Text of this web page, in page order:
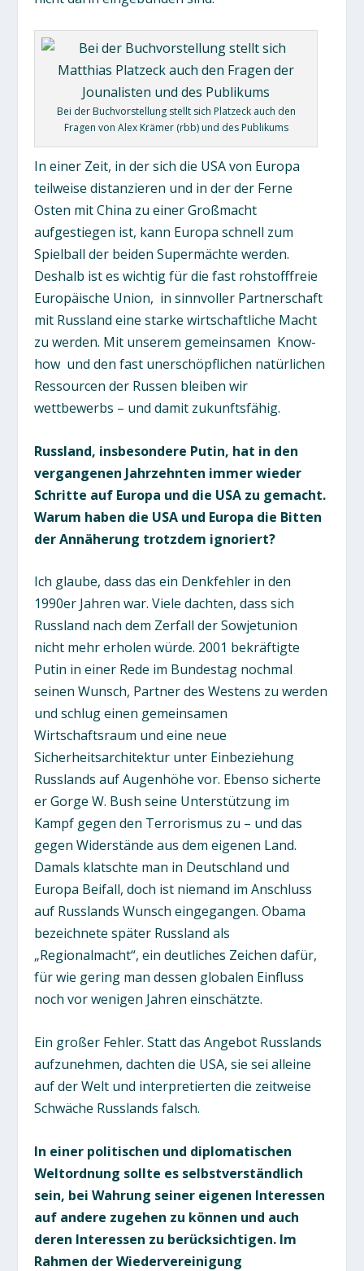
Bei der Buchvorstellung stellt sich Platzeck auch den
Fragen von Alex Krämer (rbb) und des Publikums
In einer Zeit, in der sich die USA von Europa
teilweise distanzieren und in der der Ferne
Osten mit China zu einer Großmacht
aufgestiegen ist, kann Europa schnell zum
Spielball der beiden Supermächte werden.
Deshalb ist es wichtig für die fast rohstofffreie
Europäische Union, in sinnvoller Partnerschaft
mit Russland eine starke wirtschaftliche Macht
zu werden. Mit unserem gemeinsamen Know-
how und den fast unerschöpflichen natürlichen
Ressourcen der Russen bleiben wir
wettbewerbs – und damit zukunftsfähig.
Russland, insbesondere Putin, hat in den
vergangenen Jahrzehnten immer wieder
Schritte auf Europa und die USA zu gemacht.
Warum haben die USA und Europa die Bitten
der Annäherung trotzdem ignoriert?
Ich glaube, dass das ein Denkfehler in den
1990er Jahren war. Viele dachten, dass sich
Russland nach dem Zerfall der Sowjetunion
nicht mehr erholen würde. 2001 bekräftigte
Putin in einer Rede im Bundestag nochmal
seinen Wunsch, Partner des Westens zu werden
und schlug einen gemeinsamen
Wirtschaftsraum und eine neue
Sicherheitsarchitektur unter Einbeziehung
Russlands auf Augenhöhe vor. Ebenso sicherte
er Gorge W. Bush seine Unterstützung im
Kampf gegen den Terrorismus zu – und das
gegen Widerstände aus dem eigenen Land.
Damals klatschte man in Deutschland und
Europa Beifall, doch ist niemand im Anschluss
auf Russlands Wunsch eingegangen. Obama
bezeichnete später Russland als
„Regionalmacht“, ein deutliches Zeichen dafür,
für wie gering man dessen globalen Einfluss
noch vor wenigen Jahren einschätzte.
Ein großer Fehler. Statt das Angebot Russlands
aufzunehmen, dachten die USA, sie sei alleine
auf der Welt und interpretierten die zeitweise
Schwäche Russlands falsch.
In einer politischen und diplomatischen
Weltordnung sollte es selbstverständlich
sein, bei Wahrung seiner eigenen Interessen
auf andere zugehen zu können und auch
deren Interessen zu berücksichtigen. Im
Rahmen der Wiedervereinigung